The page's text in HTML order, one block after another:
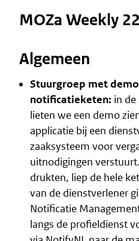
MOZa Weekly
Algemeen
Stuurgroep met
notificatieketen: in
lieten we een demo
applicatie bij een
zaaksysteem voor
uitnodigingen
drukten, liep de hele
van de dienstverlener
Notificatie
langs de profieldienst